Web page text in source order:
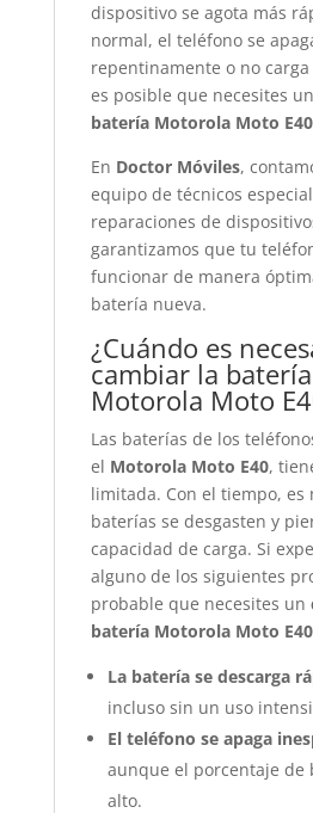
dispositivo se agota más
normal, el teléfono se
repentinamente o no
es posible que necesites un
batería Motorola Moto E40
En Doctor Móviles,
equipo de técnicos
reparaciones de
garantizamos que tu
funcionar de manera
batería nueva.
¿Cuándo es
cambiar la
Motorola Moto
Las baterías de los
el Motorola Moto E40,
limitada. Con el tiempo, es
baterías se desgasten y
capacidad de carga. Si
alguno de los siguientes
probable que necesites un
batería Motorola Moto E40
La batería se descarga
incluso sin un uso
El teléfono se apaga
aunque el porcentaje de
alto.